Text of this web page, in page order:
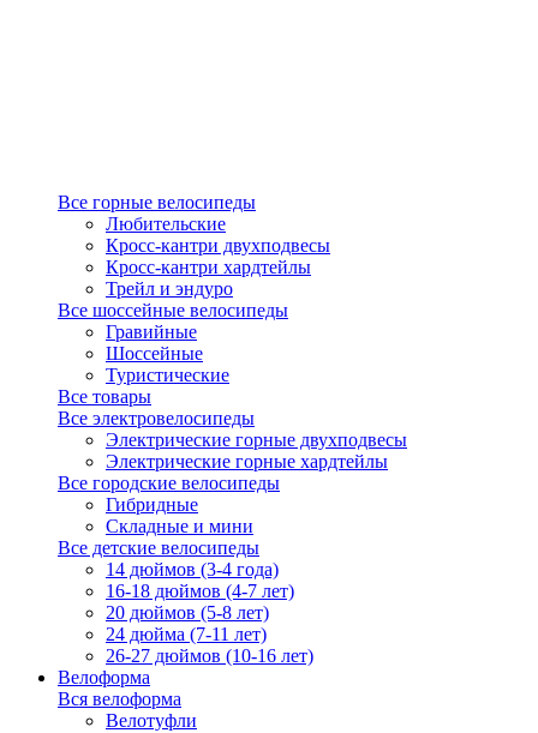
Все горные велосипеды
Любительские
Кросс-кантри двухподвесы
Кросс-кантри хардтейлы
Трейл и эндуро
Все шоссейные велосипеды
Гравийные
Шоссейные
Туристические
Все товары
Все электровелосипеды
Электрические горные двухподвесы
Электрические горные хардтейлы
Все городские велосипеды
Гибридные
Складные и мини
Все детские велосипеды
14 дюймов (3-4 года)
16-18 дюймов (4-7 лет)
20 дюймов (5-8 лет)
24 дюйма (7-11 лет)
26-27 дюймов (10-16 лет)
Велоформа
Вся велоформа
Велотуфли